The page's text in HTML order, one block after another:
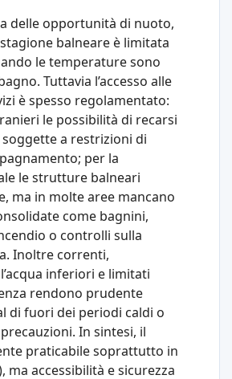
delle opportunità di nuoto,
balneare è limitata
le temperature sono
Tuttavia l’accesso alle
è spesso regolamentato:
le possibilità di recarsi
a restrizioni di
per la
le strutture balneari
ma in molte aree mancano
come bagnini,
o controlli sulla
Inoltre correnti,
inferiori e limitati
rendono prudente
di fuori dei periodi caldi o
In sintesi, il
praticabile soprattutto in
ma accessibilità e sicurezza